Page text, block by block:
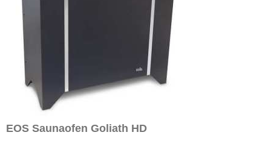
EOS Saunaofen Goliath HD